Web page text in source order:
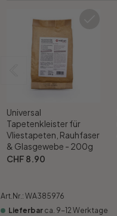
Universal
Tapetenkleister für
Vliestapeten, Rauhfaser
& Glasgewebe - 200g
CHF 8.90
Art.Nr.: WA385976
Lieferbar ca. 9-12 Werktage